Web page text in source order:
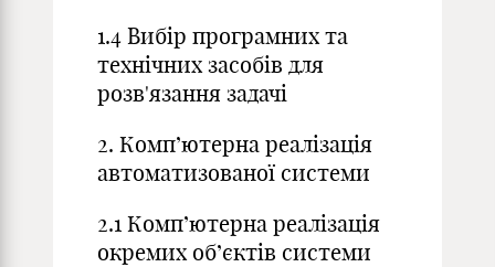
1.4 Вибір програмних та
технічних засобів для
розв'язання задачі
2. Комп’ютерна реалізація
автоматизованої системи
2.1 Комп’ютерна реалізація
окремих об’єктів системи